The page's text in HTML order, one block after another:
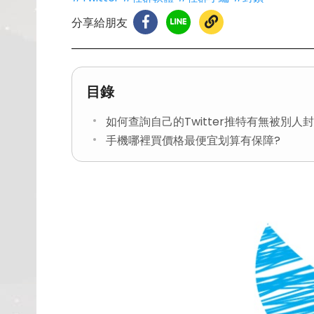
分享給朋友
目錄
如何查詢自己的Twitter推特有無被別人
手機哪裡買價格最便宜划算有保障?